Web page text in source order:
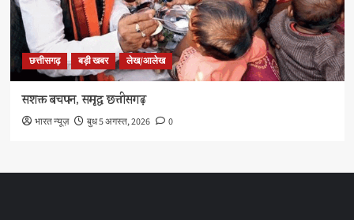
छत्तीसगढ़ बड़ी खबर लेख/आलेख
सशक्त बचपन, समृद्ध छत्तीसगढ़
भारत न्यूज़ बुध 5 अगस्त, 2026 0